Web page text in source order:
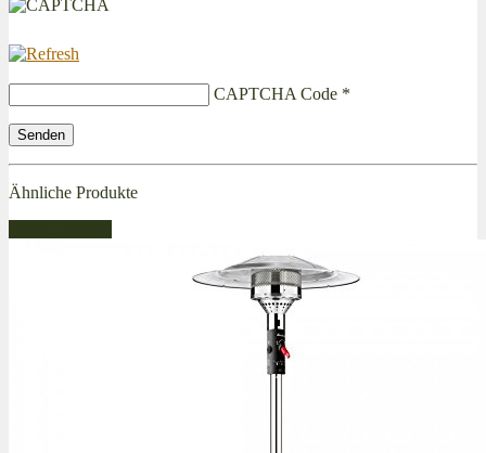
CAPTCHA Code *
Ähnliche Produkte